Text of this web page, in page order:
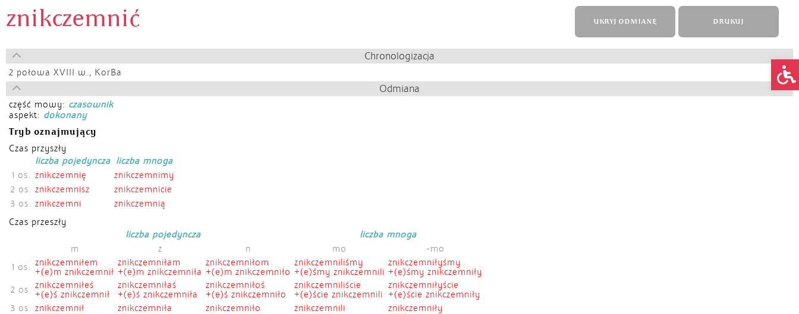
UKRYJ ODMIANĘ DRUKUJ
znikczemnić
Chronologizacja
2 połowa XVIII w., KorBa
Odmiana
część mowy: czasownik
aspekt: dokonany
Tryb oznajmujący
Czas przyszły
liczba pojedyncza liczba mnoga
1 os. znikczemnię
znikczemnimy
2 os. znikczemnisz
znikczemnicie
3 os. znikczemni
znikczemnią
Czas przeszły
liczba pojedyncza
liczba mnoga
m
ż n mo
-mo
1 os. znikczemniłem
+(e)m znikczemnił
znikczemniłam
+(e)m znikczemniła
znikczemniłom
+(e)m znikczemniło
znikczemniliśmy
+(e)śmy znikczemnili
znikczemniłyśmy
+(e)śmy znikczemniły
2 os. znikczemniłeś
+(e)ś znikczemnił
znikczemniłaś
+(e)ś znikczemniła
znikczemniłoś
+(e)ś znikczemniło
znikczemniliście
+(e)ście znikczemnili
znikczemniłyście
+(e)ście znikczemniły
3 os. znikczemnił znikczemniła znikczemniło znikczemnili
znikczemniły